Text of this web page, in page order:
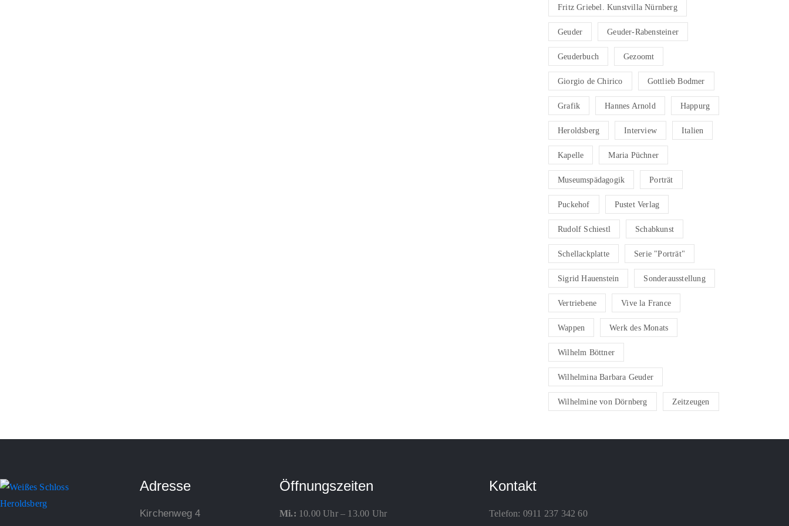
Fritz Griebel. Kunstvilla Nürnberg
Geuder Geuder-Rabensteiner
Geuderbuch Gezoomt
Giorgio de Chirico Gottlieb Bodmer
Grafik Hannes Arnold Happurg
Heroldsberg Interview Italien
Kapelle Maria Püchner
Museumspädagogik Porträt
Puckehof Pustet Verlag
Rudolf Schiestl Schabkunst
Schellackplatte Serie "Porträt"
Sigrid Hauenstein Sonderausstellung
Vertriebene Vive la France
Wappen Werk des Monats
Wilhelm Böttner
Wilhelmina Barbara Geuder
Wilhelmine von Dörnberg Zeitzeugen
Adresse
Kirchenweg 4
Öffnungszeiten
Mi.: 10.00 Uhr – 13.00 Uhr
Kontakt
Telefon: 0911 237 342 60